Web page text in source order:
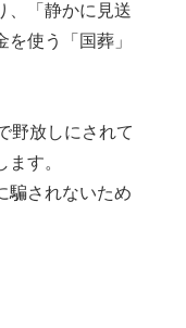
、「静かに見送
使う「国葬」
野放しにされて
す。
騙されないため